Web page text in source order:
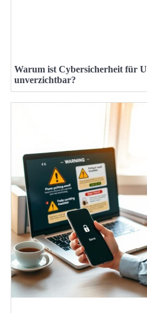
Warum ist Cybersicherheit für
unverzichtbar?